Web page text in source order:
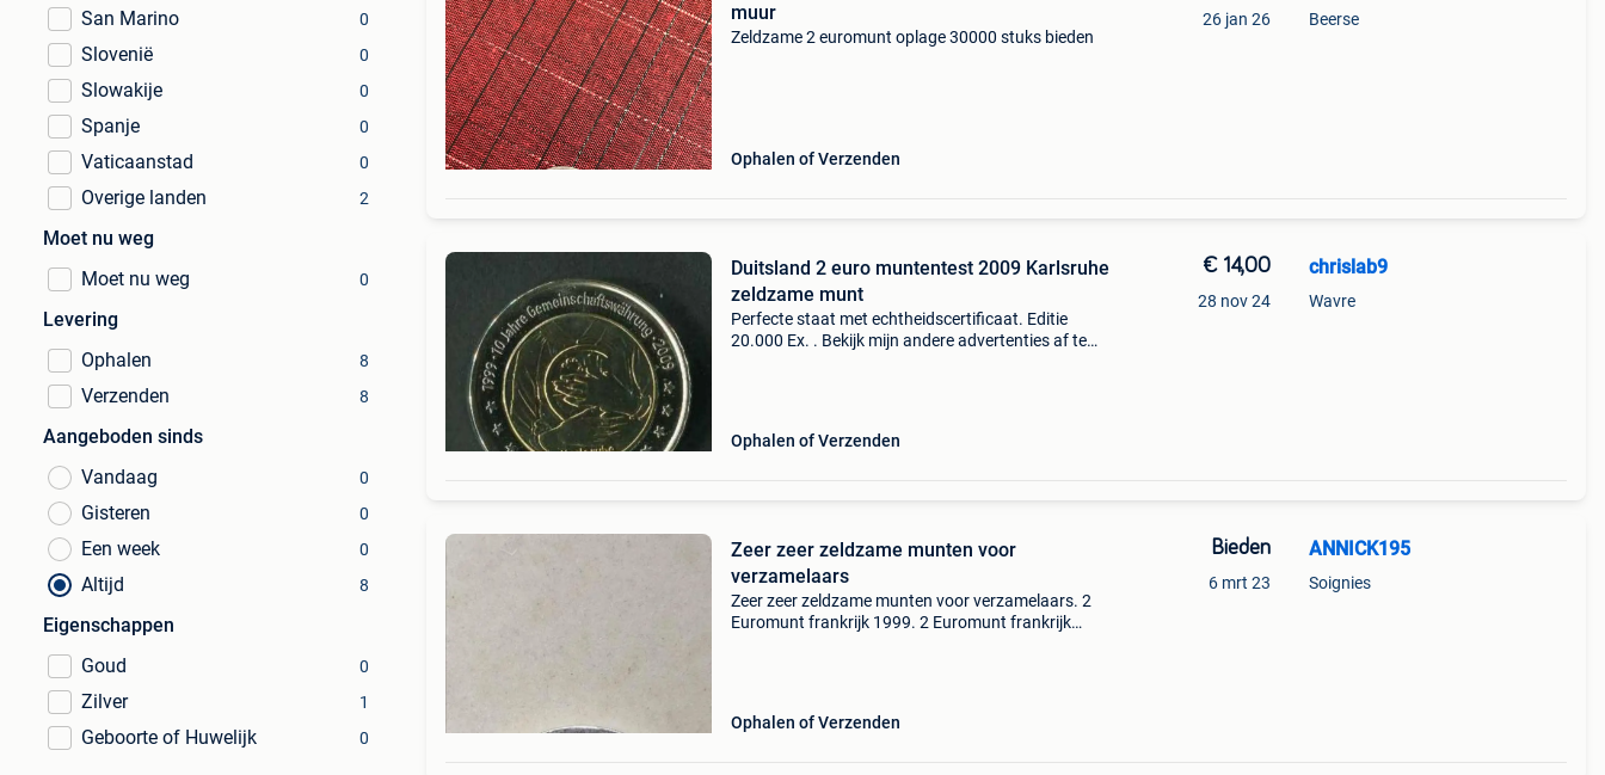
San Marino 0
Slovenië 0
Slowakije 0
Spanje 0
Vaticaanstad 0
Overige landen 2
Moet nu weg
Moet nu weg
0
Levering
Ophalen
8
Verzenden 8
Aangeboden sinds
Vandaag
0
Gisteren 0
Een week 0
Altijd 8
Eigenschappen
Goud
0
Zilver 1
Geboorte of Huwelijk 0
muur
Zeldzame 2 euromunt oplage 30000 stuks bieden
Ophalen of Verzenden
26 jan 26 Beerse
Duitsland 2 euro muntentest 2009 Karlsruhe
zeldzame munt
Perfecte staat met echtheidscertificaat. Editie
20.000 Ex. . Bekijk mijn andere advertenties af te
Ophalen of Verzenden
€ 14,00
28 nov 24
chrislab9
Wavre
Zeer zeer zeldzame munten voor
verzamelaars
Zeer zeer zeldzame munten voor verzamelaars. 2
Euromunt frankrijk 1999. 2 Euromunt frankrijk
Ophalen of Verzenden
Bieden
6 mrt 23
ANNICK195
Soignies